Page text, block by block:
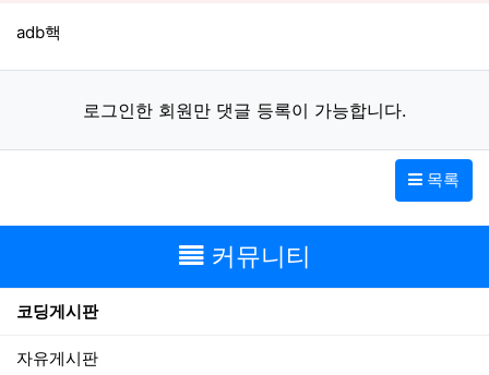
adb핵
로그인한 회원만 댓글 등록이 가능합니다.
목록
커뮤니티
코딩게시판
자유게시판